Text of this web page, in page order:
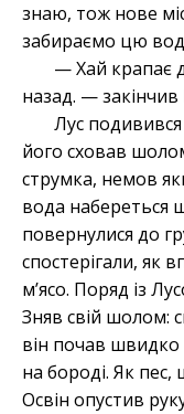
знаю, тож нове
забираємо цю
— Хай крапає
назад. — закінчив
Лус
його сховав
струмка, немов
вода набереться
повернулися до
спостерігали, як
м’ясо. Поряд із
Зняв свій шолом:
він почав швидко
на бороді. Як
Освін опустив